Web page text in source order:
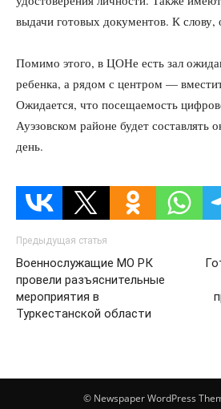
выдачи готовых документов. К
Помимо этого, в ЦОНе есть зал
ребенка, а рядом с центром —
Ожидается, что посещаемость
Ауэзовском районе будет составлять
день.
Предыдущая статья
Военнослужащие МО РК
провели разъяснительные
мероприятия в
Туркестанской области
© Newspaper WordPress